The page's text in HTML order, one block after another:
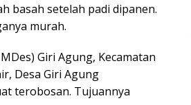
basah setelah padi dipanen.
murah.
Giri Agung, Kecamatan
Desa Giri Agung
terobosan. Tujuannya